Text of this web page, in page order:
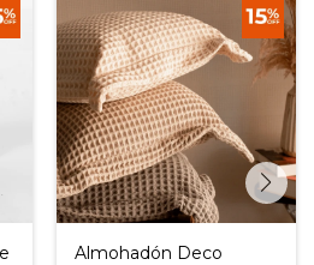
Almohadón Deco